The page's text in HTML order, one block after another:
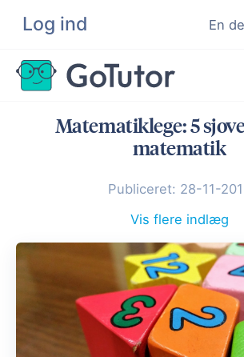
Log ind En
Søg
Hjælp til ordblinde
Kundeudtalelser
Undervisere
Matematiklege: 5
matematik
Publiceret: 28-11-
Vis flere indlæg